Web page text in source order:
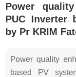
Power
PUC Inverter
by Pr KRIM
Power quality
based PV